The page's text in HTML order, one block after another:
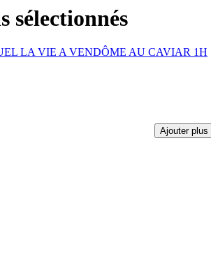
sélectionnés
LA VIE A VENDÔME AU CAVIAR 1H
Ajouter plus